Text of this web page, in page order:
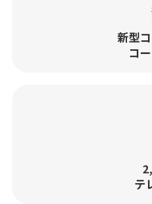
新型
コ
テ